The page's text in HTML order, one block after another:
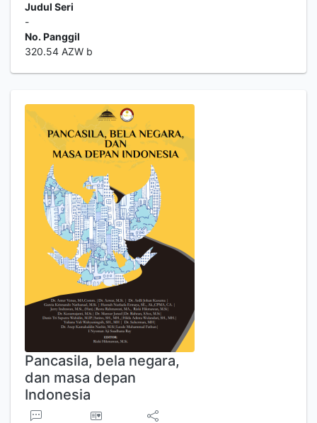
Judul Seri
-
No. Panggil
320.54 AZW b
Pancasila, bela negara,
dan masa depan
Indonesia